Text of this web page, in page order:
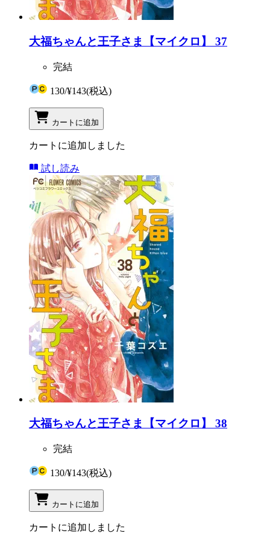
大福ちゃんと王子さま【マイクロ】 37
完結
130/¥143(税込)
カートに追加
カートに追加しました
試し読み
大福ちゃんと王子さま【マイクロ】 38
完結
130/¥143(税込)
カートに追加
カートに追加しました